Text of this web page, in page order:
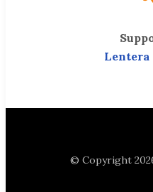
Lentera
© Copyright